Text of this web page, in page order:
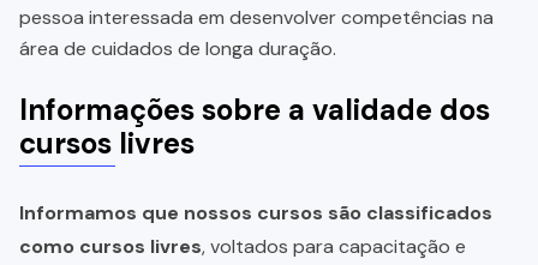
pessoa interessada em desenvolver competências na
área de cuidados de longa duração.
Informações sobre a validade dos
cursos livres
Informamos que nossos cursos são classificados
como cursos livres, voltados para capacitação e